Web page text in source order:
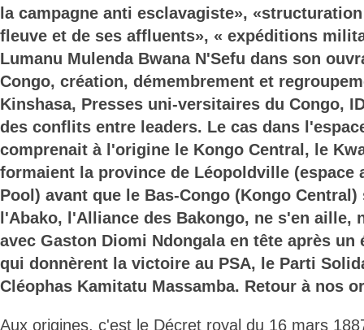
la campagne anti esclavagiste»,
fleuve et de ses affluents», « expéditions
Lumanu Mulenda Bwana N'Sefu dans son
Congo, création, démembrement et
Kinshasa, Presses uni-versitaires du Congo,
des conflits entre leaders. Le cas dans
comprenait à l'origine le Kongo Central, le
formaient la province de Léopoldville (espace
Pool) avant que le Bas-Congo (Kongo
l'Abako, l'Alliance des Bakongo, ne s'en aille,
avec Gaston Diomi Ndongala en tête après un
qui donnèrent la victoire au PSA, le Parti
Cléophas Kamitatu Massamba. Retour à nos
Aux origines, c'est le Décret royal du 16 mars